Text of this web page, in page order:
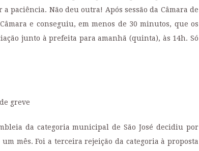
paciência. Não deu outra! Após sessão da Câmara de
e conseguiu, em menos de 30 minutos, que os
junto à prefeita para amanhã (quinta), às 14h. Só
greve
da categoria municipal de São José decidiu por
mês. Foi a terceira rejeição da categoria à proposta